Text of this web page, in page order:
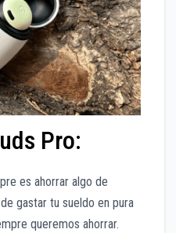
Pro:
es ahorrar algo de
gastar tu sueldo en pura
queremos ahorrar.